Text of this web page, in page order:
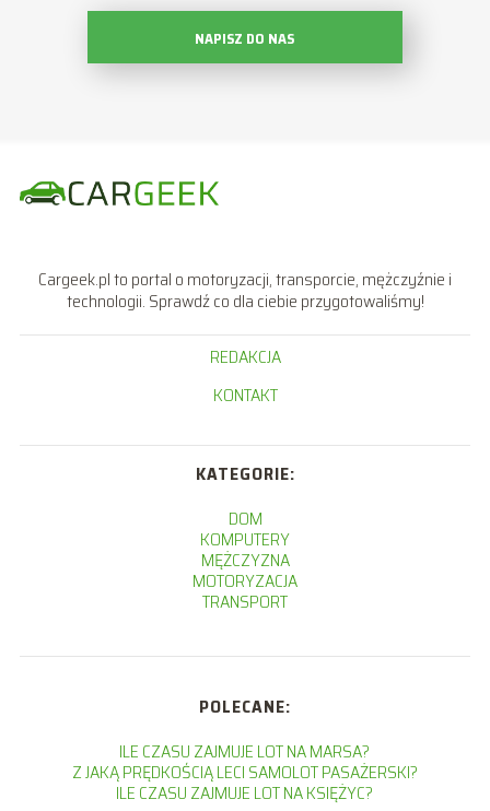
NAPISZ DO NAS
Cargeek.pl to portal o motoryzacji, transporcie, mężczyźnie i
technologii. Sprawdź co dla ciebie przygotowaliśmy!
REDAKCJA
KONTAKT
KATEGORIE:
DOM
KOMPUTERY
MĘŻCZYZNA
MOTORYZACJA
TRANSPORT
POLECANE:
ILE CZASU ZAJMUJE LOT NA MARSA?
Z JAKĄ PRĘDKOŚCIĄ LECI SAMOLOT PASAŻERSKI?
ILE CZASU ZAJMUJE LOT NA KSIĘŻYC?